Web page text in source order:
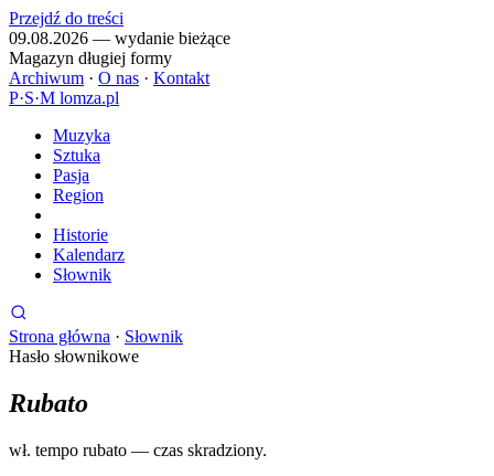
Przejdź do treści
09.08.2026 — wydanie bieżące
Magazyn długiej formy
Archiwum · O nas · Kontakt
P·S·M lomza.pl
Muzyka
Sztuka
Pasja
Region
Historie
Kalendarz
Słownik
Strona główna · Słownik
Hasło słownikowe
Rubato
wł. tempo rubato — czas skradziony.